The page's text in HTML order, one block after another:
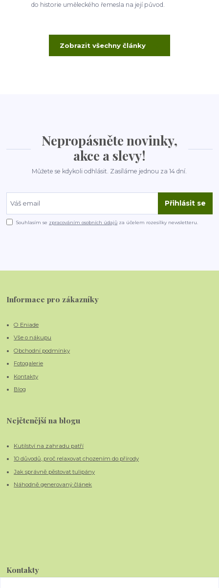
do historie uměleckého řemesla na její původ.
Zobrazit všechny články
Nepropásněte novinky,
akce a slevy!
Můžete se kdykoli odhlásit. Zasíláme jednou za 14 dní.
Přihlásit se
Souhlasím se zpracováním osobních údajů za účelem rozesílky newsletteru.
Informace pro zákazníky
O Eniade
Vše o nákupu
Obchodní podmínky
Fotogalerie
Kontakty
Blog
Nejčtenější na blogu
Kutilství na zahradu patří
10 důvodů, proč relaxovat chozením do přírody
Jak správně pěstovat tulipány
Náhodně generovaný článek
Kontakty